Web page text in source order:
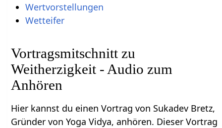
Wertvorstellungen
Wetteifer
Vortragsmitschnitt zu
Weitherzigkeit - Audio zum
Anhören
Hier kannst du einen Vortrag von Sukadev Bretz,
Gründer von Yoga Vidya, anhören. Dieser Vortrag